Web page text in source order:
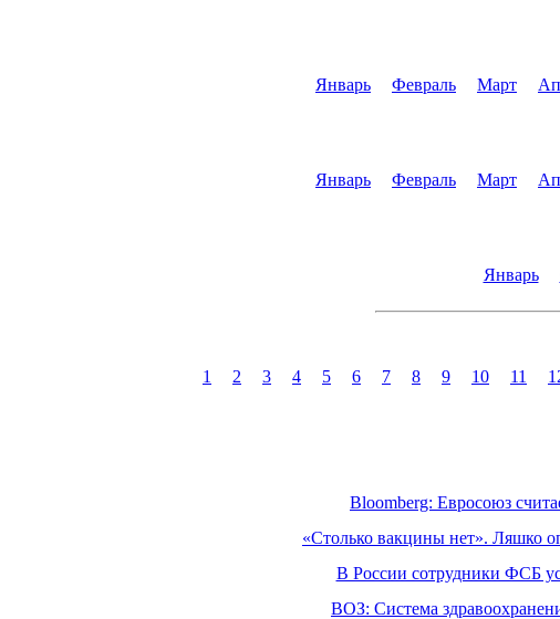
Январь Февраль Март
Январь Февраль Март
Январь
1 2 3 4 5 6 7 8 9 10 11
Bloomberg: Евросоюз
«Столько вакцины нет». Ляшко
В России сотрудники ФСБ
ВОЗ: Система